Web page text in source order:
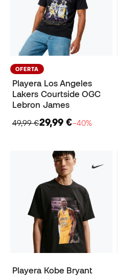
OFERTA
Playera Los Angeles
Lakers Courtside OGC
Lebron James
49,99 €29,99 €−40%
Playera Kobe Bryant